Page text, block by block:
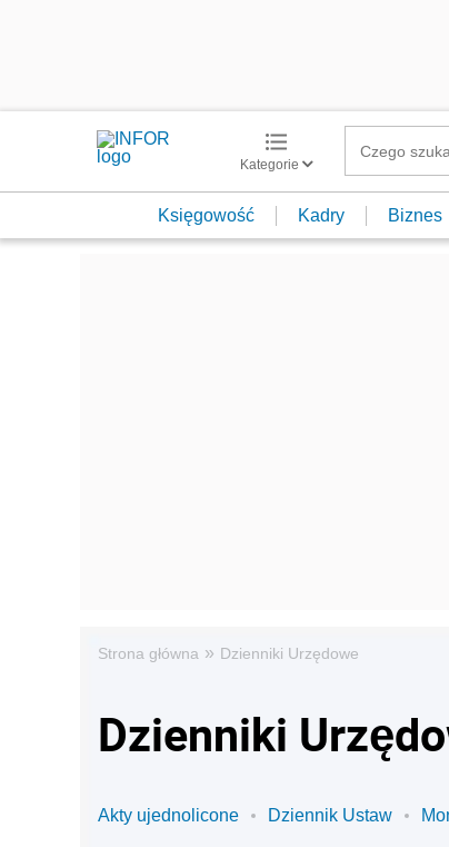
Kategorie
Księgowość Kadry Biznes
Strona główna » Dzienniki Urzędowe
Dzienniki
Akty ujednolicone Dziennik Ustaw